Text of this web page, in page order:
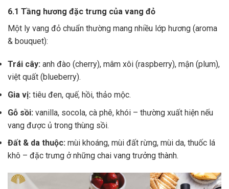
6.1 Tầng hương đặc trưng của vang đỏ
Một ly vang đỏ chuẩn thường mang nhiều lớp hương (aroma
& bouquet):
Trái cây: anh đào (cherry), mâm xôi (raspberry), mận (plum),
việt quất (blueberry).
Gia vị: tiêu đen, quế, hồi, thảo mộc.
Gỗ sồi: vanilla, socola, cà phê, khói – thường xuất hiện nếu
vang được ủ trong thùng sồi.
Đất & da thuộc: mùi khoáng, mùi đất rừng, mùi da, thuốc lá
khô – đặc trưng ở những chai vang trưởng thành.